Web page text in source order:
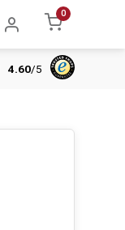
0
5% extra korting
4.60/5